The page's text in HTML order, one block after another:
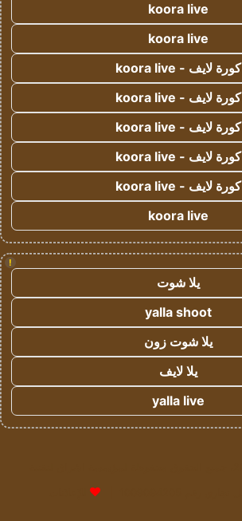
koora live
koora live
كورة لايف - koora live
كورة لايف - koora live
كورة لايف - koora live
كورة لايف - koora live
كورة لايف - koora live
koora live
!
يلا شوت
yalla shoot
يلا شوت زون
يلا لايف
yalla live